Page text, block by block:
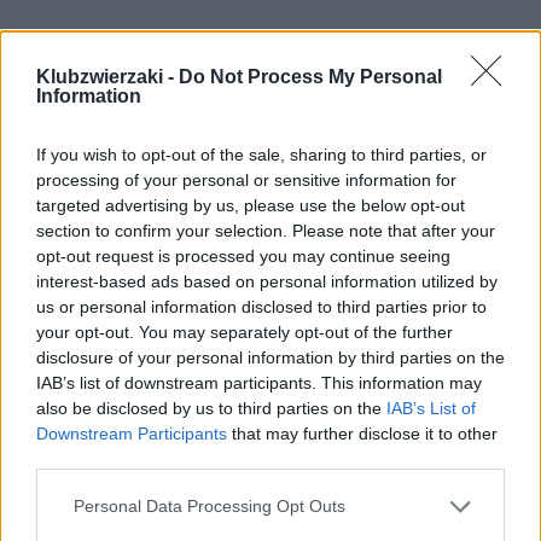
Klubzwierzaki - Do Not Process My Personal
Information
If you wish to opt-out of the sale, sharing to third parties, or
processing of your personal or sensitive information for
targeted advertising by us, please use the below opt-out
section to confirm your selection. Please note that after your
opt-out request is processed you may continue seeing
interest-based ads based on personal information utilized by
us or personal information disclosed to third parties prior to
your opt-out. You may separately opt-out of the further
disclosure of your personal information by third parties on the
IAB’s list of downstream participants. This information may
also be disclosed by us to third parties on the IAB’s List of
Downstream Participants that may further disclose it to other
Personal Data Processing Opt Outs